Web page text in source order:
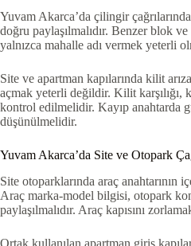
Yuvam Akarca’da çilingir
doğru paylaşılmalıdır. Benzer blok
yalnızca mahalle adı vermek yeterli
Site ve apartman kapılarında kilit
açmak yeterli değildir. Kilit karşılığı,
kontrol edilmelidir. Kayıp anahtarda
düşünülmelidir.
Yuvam Akarca’da Site ve Otopark
Site otoparklarında araç anahtarının
Araç marka-model bilgisi, otopark
paylaşılmalıdır. Araç kapısını
Ortak kullanılan apartman giriş